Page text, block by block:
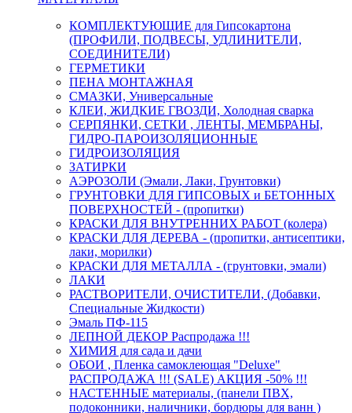
КОМПЛЕКТУЮЩИЕ для Гипсокартона
(ПРОФИЛИ, ПОДВЕСЫ, УДЛИНИТЕЛИ,
СОЕДИНИТЕЛИ)
ГЕРМЕТИКИ
ПЕНА МОНТАЖНАЯ
СМАЗКИ, Универсальные
КЛЕИ, ЖИДКИЕ ГВОЗДИ, Холодная сварка
СЕРПЯНКИ, СЕТКИ , ЛЕНТЫ, МЕМБРАНЫ,
ГИДРО-ПАРОИЗОЛЯЦИОННЫЕ
ГИДРОИЗОЛЯЦИЯ
ЗАТИРКИ
АЭРОЗОЛИ (Эмали, Лаки, Грунтовки)
ГРУНТОВКИ ДЛЯ ГИПСОВЫХ и БЕТОННЫХ
ПОВЕРХНОСТЕЙ - (пропитки)
КРАСКИ ДЛЯ ВНУТРЕННИХ РАБОТ (колера)
КРАСКИ ДЛЯ ДЕРЕВА - (пропитки, антисептики,
лаки, морилки)
КРАСКИ ДЛЯ МЕТАЛЛА - (грунтовки, эмали)
ЛАКИ
РАСТВОРИТЕЛИ, ОЧИСТИТЕЛИ, (Добавки,
Специальные Жидкости)
Эмаль ПФ-115
ЛЕПНОЙ ДЕКОР Распродажа !!!
ХИМИЯ для сада и дачи
ОБОИ , Пленка самоклеющая "Deluxe"
РАСПРОДАЖА !!! (SALE) АКЦИЯ -50% !!!
НАСТЕННЫЕ материалы, (панели ПВХ,
подоконники, наличники, бордюры для ванн )